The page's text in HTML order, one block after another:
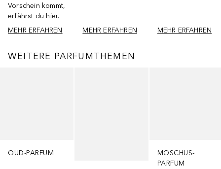
Vorschein kommt,
erfährst du hier.
MEHR ERFAHREN
MEHR ERFAHREN MEHR ERFAHREN
WEITERE PARFUMTHEMEN
OUD-PARFUM
MOSCHUS-
PARFUM